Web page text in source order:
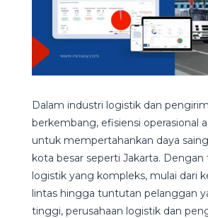
Dalam industri logistik dan
berkembang, efisiensi operasional
untuk mempertahankan daya
kota besar seperti Jakarta.
logistik yang kompleks, mulai dari
lintas hingga tuntutan pelanggan
tinggi, perusahaan logistik dan